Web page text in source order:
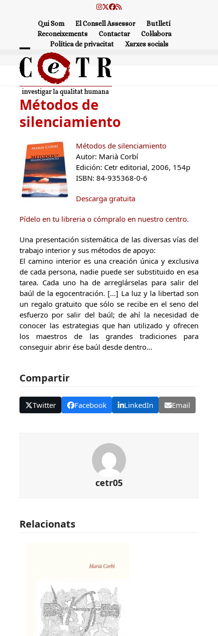
Instagram
Twitter
Facebook
RSS
Qui Som El Consell Assessor
Butlletí
Reconeixements
Contactar
Col·labora
Política de privacitat
Xarxes socials
Open
mobile
menu
Close
mobile
menu
Métodos de
silenciamiento
Métodos de silenciamiento
Autor: Marià Corbí
Edición: Cetr editorial, 2006, 154p
ISBN: 84-935368-0-6
Descarga gratuita
Pídelo en tu libreria o cómpralo en nuestro centro.
Una presentación sistemática de las diversas vías del
trabajo interior y sus métodos de apoyo:
El camino interior es una creación única y exclusiva
de cada persona, nadie puede ser substituido en esa
tarea. Cada uno ha de arreglárselas para salir del
baúl de la egocentración. […] La luz y la libertad son
un regalo gratuito que sólo se recibe en el seno del
esfuerzo por salir del baúl; de ahí la necesidad de
conocer las estrategias que han utilizado y ofrecen
los maestros de las grandes tradiciones para
conseguir abrir ése baúl desde dentro…
Compartir
Twitter Facebook LinkedIn Email
cetr05
Relacionats